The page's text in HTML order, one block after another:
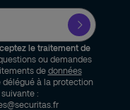
le traitement de
questions ou demandes
de données
à la protection
: